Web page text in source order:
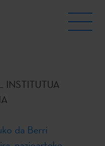
INSTITUTUA
da Berri